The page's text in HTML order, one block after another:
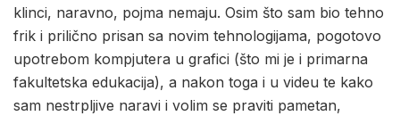
klinci, naravno, pojma nemaju. Osim što sam bio tehno
frik i prilično prisan sa novim tehnologijama, pogotovo
upotrebom kompjutera u grafici (što mi je i primarna
fakultetska edukacija), a nakon toga i u videu te kako
sam nestrpljive naravi i volim se praviti pametan,